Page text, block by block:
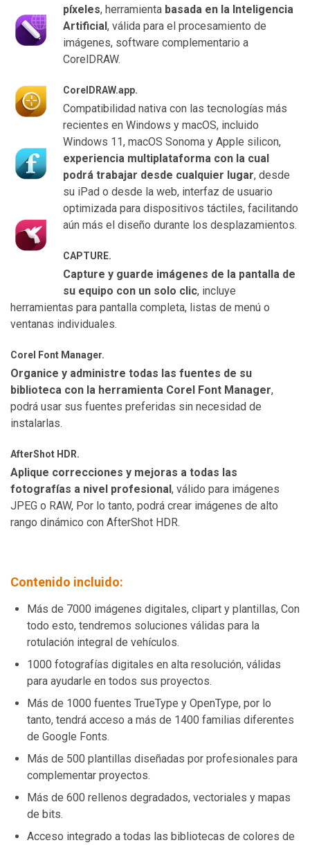
píxeles, herramienta basada en la Inteligencia
Artificial, válida para el procesamiento de
imágenes, software complementario a
CorelDRAW.
CorelDRAW.app.
Compatibilidad nativa con las tecnologías más
recientes en Windows y macOS, incluido
Windows 11, macOS Sonoma y Apple silicon,
experiencia multiplataforma con la cual
podrá trabajar desde cualquier lugar, desde
su iPad o desde la web, interfaz de usuario
optimizada para dispositivos táctiles, facilitando
aún más el diseño durante los desplazamientos.
CAPTURE.
Capture y guarde imágenes de la pantalla de
su equipo con un solo clic, incluye
herramientas para pantalla completa, listas de menú o
ventanas individuales.
Corel Font Manager.
Organice y administre todas las fuentes de su
biblioteca con la herramienta Corel Font Manager,
podrá usar sus fuentes preferidas sin necesidad de
instalarlas.
AfterShot HDR.
Aplique correcciones y mejoras a todas las
fotografías a nivel profesional, válido para imágenes
JPEG o RAW, Por lo tanto, podrá crear imágenes de alto
rango dinámico con AfterShot HDR.
Contenido incluido:
Más de 7000 imágenes digitales, clipart y plantillas, Con
todo esto, tendremos soluciones válidas para la
rotulación integral de vehículos.
1000 fotografías digitales en alta resolución, válidas
para ayudarle en todos sus proyectos.
Más de 1000 fuentes TrueType y OpenType, por lo
tanto, tendrá acceso a más de 1400 familias diferentes
de Google Fonts.
Más de 500 plantillas diseñadas por profesionales para
complementar proyectos.
Más de 600 rellenos degradados, vectoriales y mapas
de bits.
Acceso integrado a todas las bibliotecas de colores de